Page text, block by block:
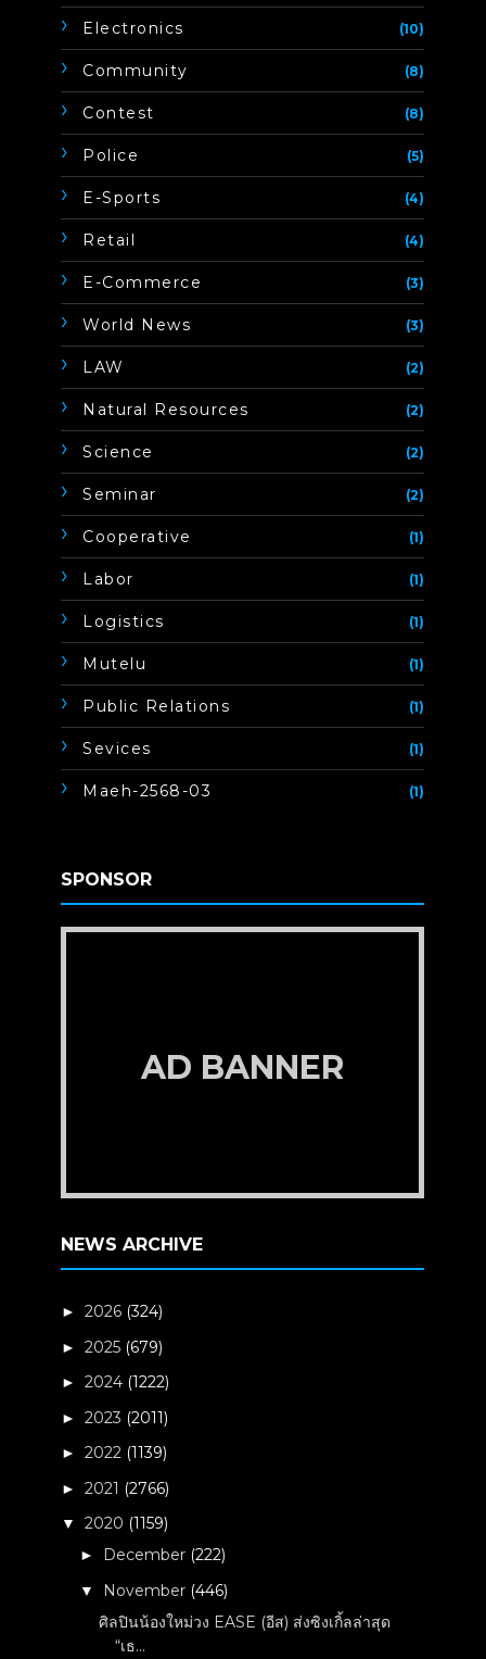
Electronics (10)
Community (8)
Contest (8)
Police (5)
E-Sports (4)
Retail (4)
E-Commerce (3)
World News (3)
LAW (2)
Natural Resources (2)
Science (2)
Seminar (2)
Cooperative (1)
Labor (1)
Logistics (1)
Mutelu (1)
Public Relations (1)
Sevices (1)
Maeh-2568-03 (1)
SPONSOR
AD BANNER
NEWS ARCHIVE
►2026 (324)
►2025 (679)
►2024 (1222)
►2023 (2011)
►2022 (1139)
►2021 (2766)
▼2020 (1159)
► December (222)
▼ November (446)
ศิลปินน้องใหม่วง EASE (อีส) ส่งซิงเกิ้ลล่าสุด
“เธ...